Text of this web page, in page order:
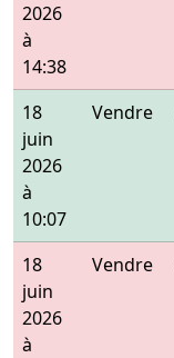
2026
à
14:38
18
juin
2026
à
10:07
Vendre
18
juin
2026
à
Vendre